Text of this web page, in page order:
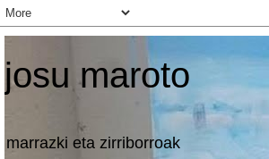
josu maroto
marrazki eta zirriborroak